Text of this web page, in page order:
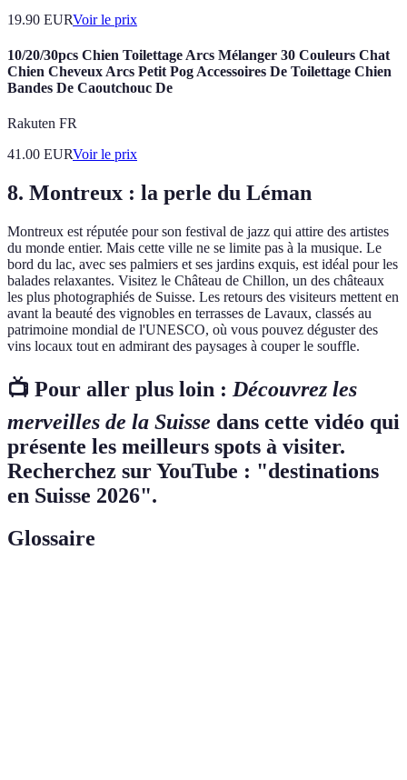
19.90 EURVoir le prix
10/20/30pcs Chien Toilettage Arcs Mélanger 30 Couleurs Chat
Chien Cheveux Arcs Petit Pog Accessoires De Toilettage Chien
Bandes De Caoutchouc De
Rakuten FR
41.00 EURVoir le prix
8. Montreux : la perle du Léman
Montreux est réputée pour son festival de jazz qui attire des artistes
du monde entier. Mais cette ville ne se limite pas à la musique. Le
bord du lac, avec ses palmiers et ses jardins exquis, est idéal pour les
balades relaxantes. Visitez le Château de Chillon, un des châteaux
les plus photographiés de Suisse. Les retours des visiteurs mettent en
avant la beauté des vignobles en terrasses de Lavaux, classés au
patrimoine mondial de l'UNESCO, où vous pouvez déguster des
vins locaux tout en admirant des paysages à couper le souffle.
📺 Pour aller plus loin : Découvrez les
merveilles de la Suisse dans cette vidéo qui
présente les meilleurs spots à visiter.
Recherchez sur YouTube : "destinations
en Suisse 2026".
Glossaire